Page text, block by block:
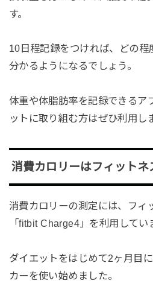
す。
10日程記録をつければ、どの
分かるようになるでしょう。
体重や体脂肪率を記録できるア
ットに取り組む方はぜひ利用し
消費カロリーはフィットネ
消費カロリーの測定には、フィ
「fitbit Charge4」を利用してい
ダイエットをはじめて2ヶ月目
カーを使い始めました。